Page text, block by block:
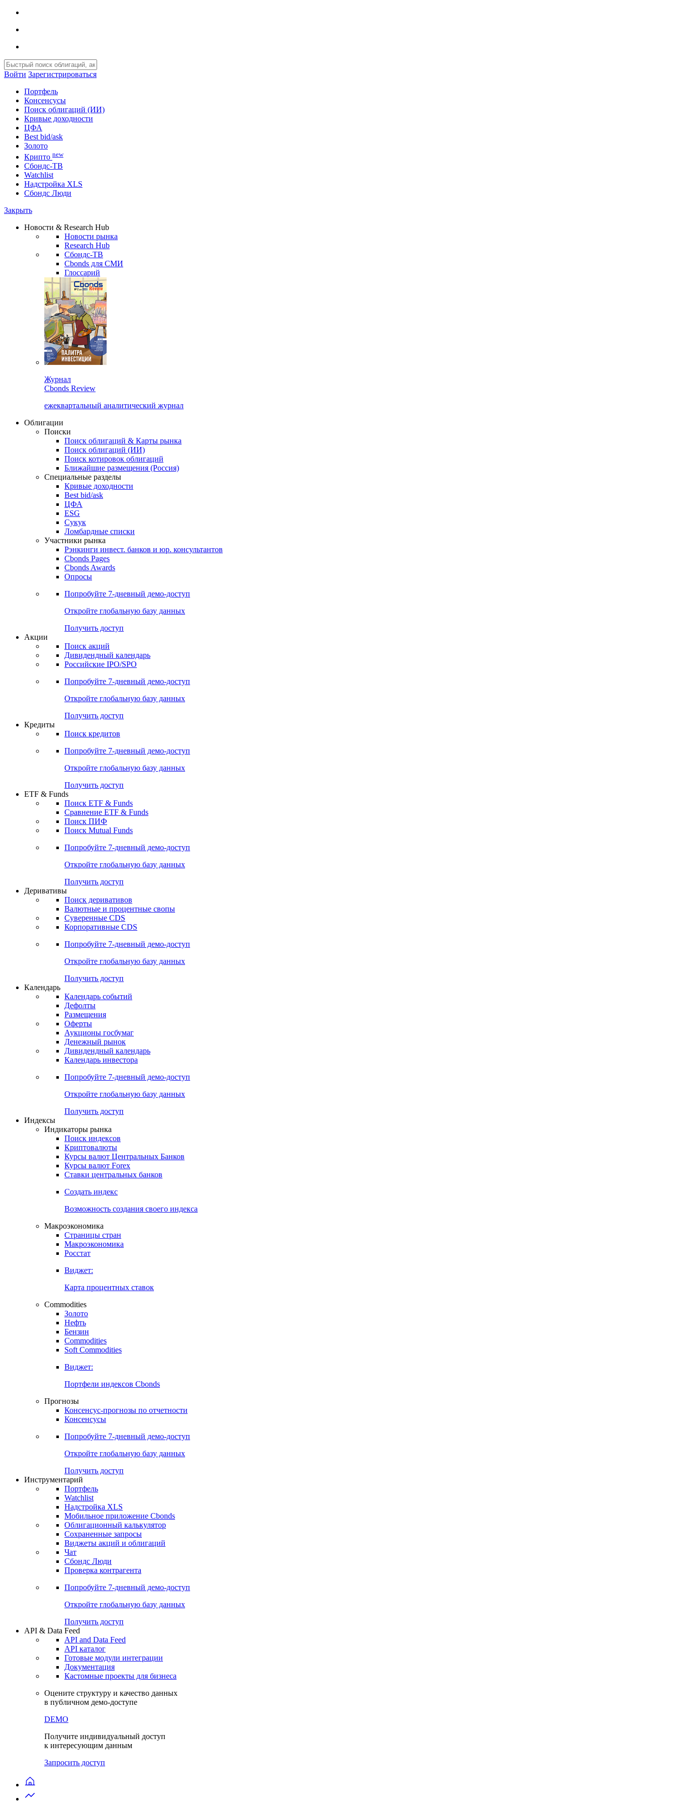
Войти Зарегистрироваться
Портфель
Консенсусы
Поиск облигаций (ИИ)
Кривые доходности
ЦФА
Best bid/ask
Золото
Крипто new
Сбондс-ТВ
Watchlist
Надстройка XLS
Сбондс Люди
Закрыть
Новости & Research Hub
Новости рынка
Research Hub
Сбондс-ТВ
Cbonds для СМИ
Глоссарий
Журнал
Cbonds Review
ежеквартальный аналитический журнал
Облигации
Поиски
Поиск облигаций & Карты рынка
Поиск облигаций (ИИ)
Поиск котировок облигаций
Ближайшие размещения (Россия)
Специальные разделы
Кривые доходности
Best bid/ask
ЦФА
ESG
Сукук
Ломбардные списки
Участники рынка
Рэнкинги инвест. банков и юр. консультантов
Cbonds Pages
Cbonds Awards
Опросы
Попробуйте 7-дневный демо-доступ
Откройте глобальную базу данных
Получить доступ
Акции
Поиск акций
Дивидендный календарь
Российские IPO/SPO
Попробуйте 7-дневный демо-доступ
Откройте глобальную базу данных
Получить доступ
Кредиты
Поиск кредитов
Попробуйте 7-дневный демо-доступ
Откройте глобальную базу данных
Получить доступ
ETF & Funds
Поиск ETF & Funds
Сравнение ETF & Funds
Поиск ПИФ
Поиск Mutual Funds
Попробуйте 7-дневный демо-доступ
Откройте глобальную базу данных
Получить доступ
Деривативы
Поиск деривативов
Валютные и процентные свопы
Суверенные CDS
Корпоративные CDS
Попробуйте 7-дневный демо-доступ
Откройте глобальную базу данных
Получить доступ
Календарь
Календарь событий
Дефолты
Размещения
Оферты
Аукционы госбумаг
Денежный рынок
Дивидендный календарь
Календарь инвестора
Попробуйте 7-дневный демо-доступ
Откройте глобальную базу данных
Получить доступ
Индексы
Индикаторы рынка
Поиск индексов
Криптовалюты
Курсы валют Центральных Банков
Курсы валют Forex
Ставки центральных банков
Создать индекс
Возможность создания своего индекса
Макроэкономика
Страницы стран
Макроэкономика
Росстат
Виджет:
Карта процентных ставок
Commodities
Золото
Нефть
Бензин
Commodities
Soft Commodities
Виджет:
Портфели индексов Cbonds
Прогнозы
Консенсус-прогнозы по отчетности
Консенсусы
Попробуйте 7-дневный демо-доступ
Откройте глобальную базу данных
Получить доступ
Инструментарий
Портфель
Watchlist
Надстройка XLS
Мобильное приложение Cbonds
Облигационный калькулятор
Сохраненные запросы
Виджеты акций и облигаций
Чат
Сбондс Люди
Проверка контрагента
Попробуйте 7-дневный демо-доступ
Откройте глобальную базу данных
Получить доступ
API & Data Feed
API and Data Feed
API каталог
Готовые модули интеграции
Документация
Кастомные проекты для бизнеса
Оцените структуру и качество данных
в публичном демо-доступе
DEMO
Получите индивидуальный доступ
к интересующим данным
Запросить доступ